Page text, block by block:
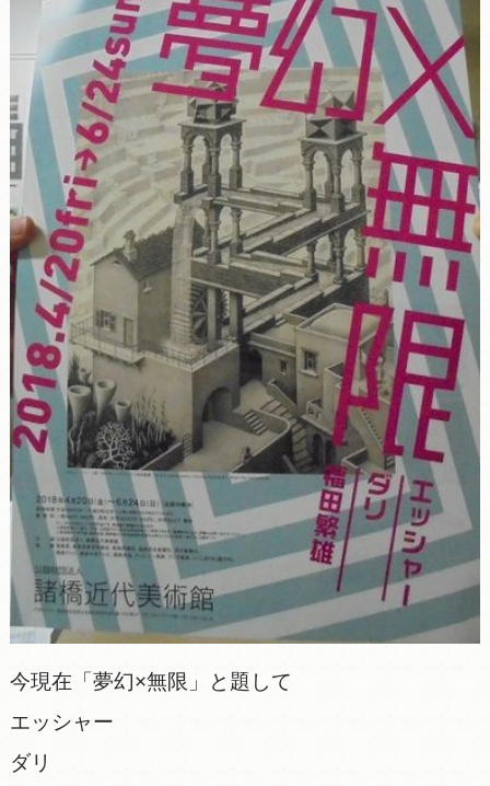
今現在「夢幻×無限」と題して
エッシャー
ダリ